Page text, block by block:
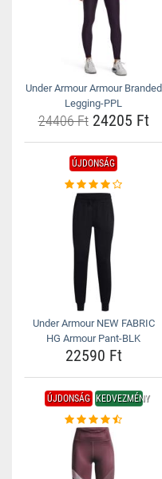
Under Armour Armour Branded
Legging-PPL
24406 Ft24205 Ft
ÚJDONSÁG
Under Armour NEW FABRIC
HG Armour Pant-BLK
22590 Ft
ÚJDONSÁG KEDVEZMÉNY